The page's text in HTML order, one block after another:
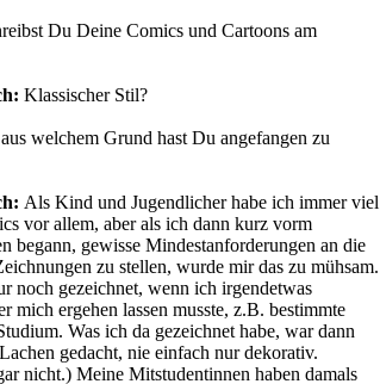
Du Deine Comics und Cartoons am
Klassischer Stil?
welchem Grund hast Du angefangen zu
Als Kind und Jugendlicher habe ich immer viel
vor allem, aber als ich dann kurz vorm
begann, gewisse Mindestanforderungen an die
zu stellen, wurde mir das zu mühsam.
noch gezeichnet, wenn ich irgendetwas
mich ergehen lassen musste, z.B. bestimmte
Was ich da gezeichnet habe, war dann
gedacht, nie einfach nur dekorativ.
nicht.) Meine Mitstudentinnen haben damals